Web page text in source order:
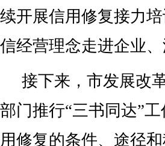
续开展信用修复接力
信经营理念走进企业、
接下来，市发展改
部门推行“三书同达”
用修复的条件、途径